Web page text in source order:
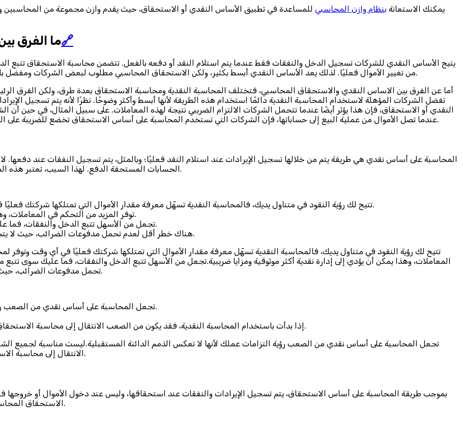
يمكنك الاستعانة بنظام وازن المحاسبي للمساعدة في تطبيق الأساس النقدي أو الاستحقاق، حيث يقدم وازن مجموعة من المحاسبين
ما الفرق🔗
يتيح الأساس النقدي للشركات تسجيل الدخل والنفقات فقط عندما يتم استلام النقد أو دفعه بالفعل. تتضمن محاسبة الاستحقاق تتبع
من تغيير الأموال فعليًا. لذلك يعد الأساس النقدي أبسط بكثير، ولكن الاستحقاق المحاسبي مطلوب لبعض الشركات ومفضل بالنسبة لهم لأنه يتيح لهم الاستفادة من استراتيجيات ضريبية معينة.
أما عن الفرق بين الاساس النقدي والاستحقاق المحاسبي، فتختلف المحاسبة النقدية ومحاسبة الاستحقاق بعدة طرق، ولكن الفرق
تفضل الشركات المؤهلة لاستخدام المحاسبة النقدية دائمًا استخدام هذه الطريقة لأنها أبسط وأكثر وضوحًا. نظرًا لأنه يتم تسجيل
النقدي أو الاستحقاق، فإن هذا يؤثر أيضًا عندما تتحمل الشركات الالتزام الضريبي نتيجة لهذه المعاملات. على سبيل المثال، في حين أن
عندما تصل الأموال من عملية البيع إلى حساباتها، فإن الشركات التي تستخدم المحاسبة على أساس الاستحقاق تخضع للضريبة على المبيعات التي تتم في سنة معينة، سواء تم دفع هذه المبيعات أم لا.
المحاسبة على أساس نقدي هي طريقة يتم من خلالها تسجيل الإيرادات عند استلام النقد فعليًا؛ وبالمثل، يتم تسجيل النفقات عند دفعها.
الحسابات المستحقة الدفع. لهذا السبب، تعتبر هذه الطريقة هي الأفضل للشركات الصغيرة التي لا تقوم بتخزين المخزون.
تتيح لك رؤية النقود في متناول يديك، فالمحاسبة النقدية تسهّل معرفة مقدار الأموال التي تمتلكها شركتك فعليًا في أي وقت وتوفر لمحة سريعة عن أرصدة الحسابات الفعلية.
توفر المزيد من التحكم في المعاملات، وهذا يمكن أن يؤدي إلى إدارة نقدية أكثر موثوقية ومزايا ضريبية.
تجعل من الأسهل تتبع الدخل والنفقات، فما عليك سوى تتبع متى تحصل على المال، أو عندما يغادر حسابك.
هناك خطر أقل لعدم تحمل مدفوعات الضرائب، حيث لا يتم فرض ضريبة على الدخل حتى عندما يكون فعليًا في حسابك.
تتيح لك رؤية النقود في متناول يديك، فالمحاسبة النقدية تسهّل معرفة مقدار الأموال التي تمتلكها شركتك فعليًا في أي وقت وتوفر
المعاملات، وهذا يمكن أن يؤدي إلى إدارة نقدية أكثر موثوقية ومزايا ضريبية.تجعل من الأسهل تتبع الدخل والنفقات، فما عليك سوى
تحمل مدفوعات الضرائب، حيث لا يتم فرض ضريبة على الدخل حتى عندما يكون فعليًا في حسابك.
تجعل المحاسبة على أساس نقدي من الصعب رؤية التزامات عملك لأنها لا تعكس الذمم الدائنة المستقبلية.
إذا بدأت باستخدام المحاسبة النقدية، فقد يكون من الصعب الانتقال إلى محاسبة الاستحقاق لاحقًا، مما قد يؤدي إلى سوء إدارة الشؤون المالية للشركة.
تجعل المحاسبة على أساس نقدي من الصعب رؤية التزامات عملك لأنها لا تعكس الذمم الدائنة المستقبلية.ليست مناسبة لجميع
الانتقال إلى محاسبة الاستحقاق لاحقًا، مما قد يؤدي إلى سوء إدارة الشؤون المالية للشركة.
بموجب طريقة المحاسبة على أساس الاستحقاق، يتم تسجيل الإيرادات والنفقات عند استحقاقها، وليس عند دخول الأموال أو خروجها
الاستحقاق المحاسبي هو الطريقة الأكثر شيوعًا للمحاسبة، وهو مهم لجميع الشركات.